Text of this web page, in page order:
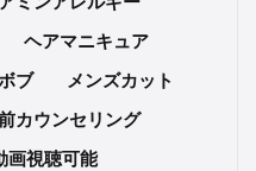
ヘアマニキュア
ブ
メンズカット
カウンセリング
画視聴可能